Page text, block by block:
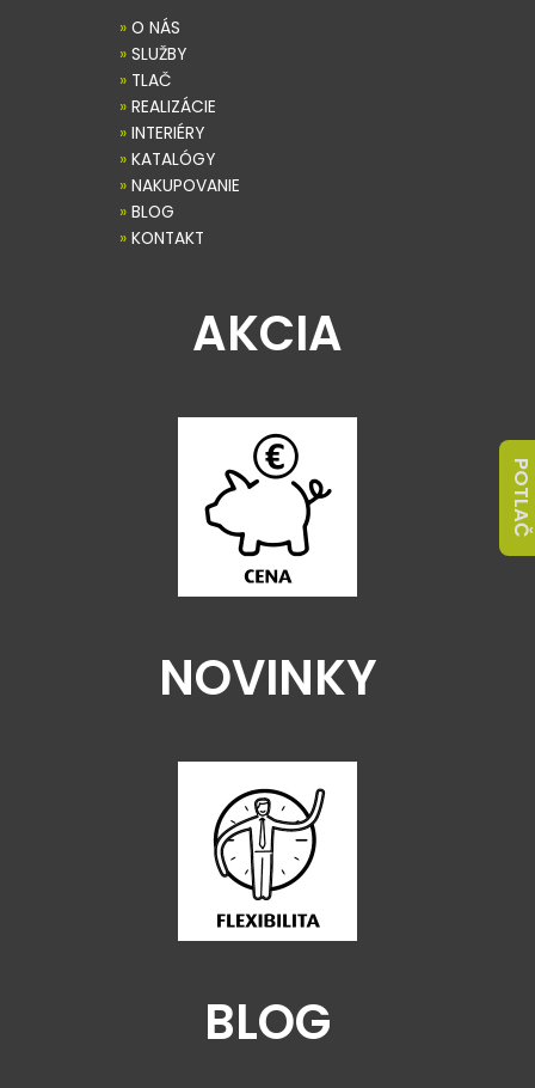
» O NÁS
» SLUŽBY
» TLAČ
» REALIZÁCIE
» INTERIÉRY
» KATALÓGY
» NAKUPOVANIE
» BLOG
» KONTAKT
AKCIA
NOVINKY
BLOG
POTLAČ